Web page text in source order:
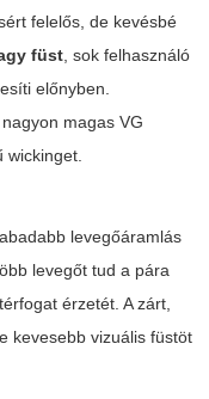
felelős, de kevésbé
füst, sok felhasználó
előnyben.
magas VG
wickinget.
levegőáramlás
levegőt tud a pára
érzetét. A zárt,
kevesebb vizuális füstöt